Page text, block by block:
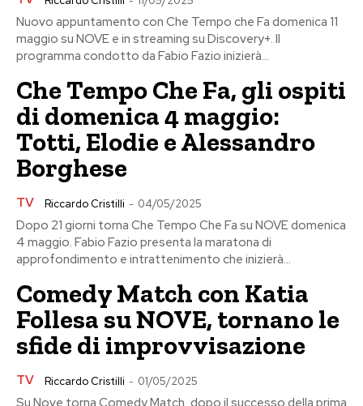
Nuovo appuntamento con Che Tempo che Fa domenica 11
maggio su NOVE e in streaming su Discovery+. Il
programma condotto da Fabio Fazio inizierà...
Che Tempo Che Fa, gli ospiti
di domenica 4 maggio:
Totti, Elodie e Alessandro
Borghese
TV Riccardo Cristilli - 04/05/2025
Dopo 21 giorni torna Che Tempo Che Fa su NOVE domenica
4 maggio. Fabio Fazio presenta la maratona di
approfondimento e intrattenimento che inizierà...
Comedy Match con Katia
Follesa su NOVE, tornano le
sfide di improvvisazione
TV Riccardo Cristilli - 01/05/2025
Su Nove torna Comedy Match, dopo il successo della prima